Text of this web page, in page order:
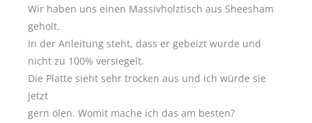
Wir haben uns einen Massivholztisch aus Sheesham
geholt.
In der Anleitung steht, dass er gebeizt wurde und
nicht zu 100% versiegelt.
Die Platte sieht sehr trocken aus und ich würde sie
jetzt
gern ölen. Womit mache ich das am besten?